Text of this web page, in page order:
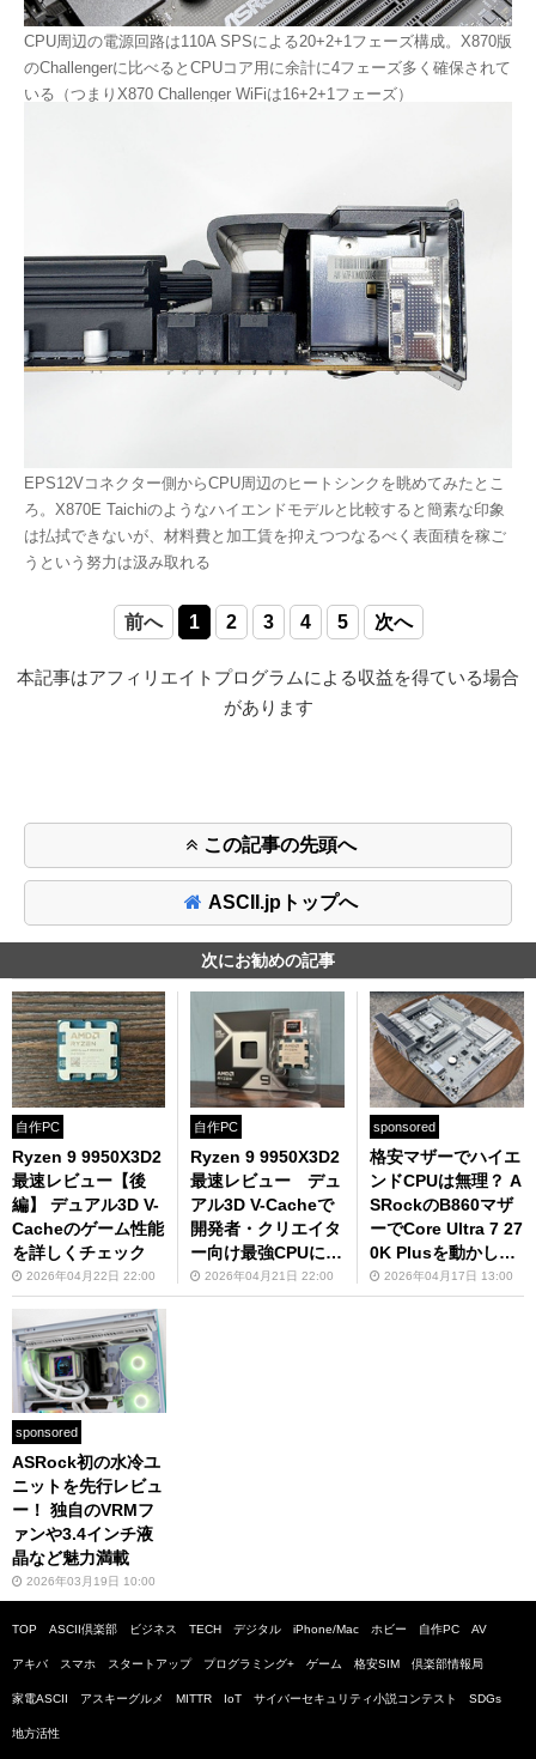
CPU周辺の電源回路は110A SPSによる20+2+1フェーズ構成。X870版
のChallengerに比べるとCPUコア用に余計に4フェーズ多く確保されて
いる（つまりX870 Challenger WiFiは16+2+1フェーズ）
EPS12Vコネクター側からCPU周辺のヒートシンクを眺めてみたとこ
ろ。X870E Taichiのようなハイエンドモデルと比較すると簡素な印象
は払拭できないが、材料費と加工賃を抑えつつなるべく表面積を稼ご
うという努力は汲み取れる
前へ 1 2 3 4 5 次へ
本記事はアフィリエイトプログラムによる収益を得ている場合
があります
この記事の先頭へ
ASCII.jpトップへ
次にお勧めの記事
自作PC
Ryzen 9 9950X3D2
最速レビュー【後
編】 デュアル3D V-
Cacheのゲーム性能
を詳しくチェック
2026年04月22日 22:00
自作PC
Ryzen 9 9950X3D2
最速レビュー デュ
アル3D V-Cacheで
開発者・クリエイタ
ー向け最強CPUにな
った驚きの実力を解
説
2026年04月21日 22:00
sponsored
格安マザーでハイエ
ンドCPUは無理？ A
SRockのB860マザ
ーでCore Ultra 7 27
0K Plusを動かして
みた2026年04月17日 13:00
sponsored
ASRock初の水冷ユ
ニットを先行レビュ
ー！ 独自のVRMフ
ァンや3.4インチ液
晶など魅力満載
2026年03月19日 10:00
TOP ASCII倶楽部 ビジネス TECH デジタル iPhone/Mac ホビー 自作PC AV
アキバ スマホ スタートアップ プログラミング+ ゲーム 格安SIM 倶楽部情報局
家電ASCII アスキーグルメ MITTR IoT サイバーセキュリティ小説コンテスト SDGs
地方活性